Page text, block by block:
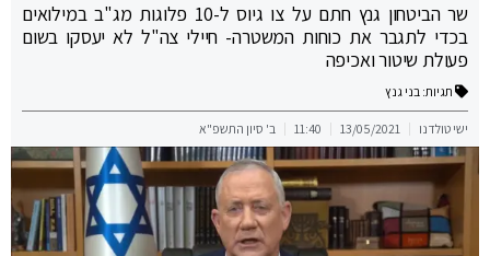
שר הביטחון גנץ חתם על צו גיוס ל-10 פלוגות מג"ב במילואים
בכדי לתגבר את כוחות המשטרה- חיילי צה"ל לא יעסקו בשום
פעולת שיטור ואכיפה
תגיות: בני גנץ
ישי טולדנו 13/05/2021
11:40 ב' סיון התשפ"א